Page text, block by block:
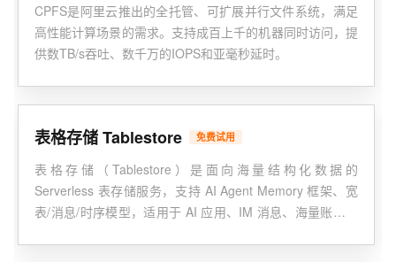
CPFS是阿里云推出的全托管、可扩展并行文件系统，满足
高性能计算场景的需求。支持成百上千的机器同时访问，提
供数TB/s吞吐、数千万的IOPS和亚毫秒延时。
表格存储 Tablestore 免费试用
表格存储（Tablestore）是面向海量结构化数据的
Serverless 表存储服务，支持 AI Agent Memory 框架、宽
表/消息/时序模型，适用于 AI 应用、IM 消息、海量账单、